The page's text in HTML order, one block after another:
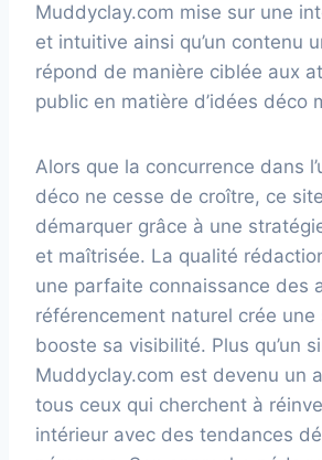
Muddyclay.com mise sur une
et intuitive ainsi qu’un contenu
répond de manière ciblée aux
public en matière d’idées déco
Alors que la concurrence dans
déco ne cesse de croître, ce
démarquer grâce à une
et maîtrisée. La qualité
une parfaite connaissance des
référencement naturel crée une
booste sa visibilité. Plus qu’un
Muddyclay.com est devenu un
tous ceux qui cherchent à
intérieur avec des tendances